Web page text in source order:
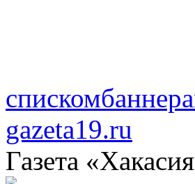
списком
gazeta19.ru
Газета